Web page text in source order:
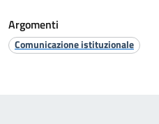
Argomenti
Comunicazione istituzionale